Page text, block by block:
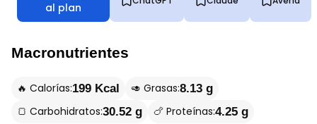
al plan
Macronutrientes
🔥 Calorías:199 Kcal 🥑 Grasas:8.13 g
🍞 Carbohidratos:30.52 g 🍗 Proteínas:4.25 g